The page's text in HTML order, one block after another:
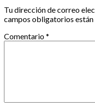
Tu dirección de correo
campos obligatorios están
Comentario*